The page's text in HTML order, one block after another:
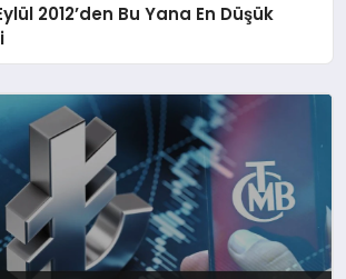
2012’den Bu Yana En Düşük